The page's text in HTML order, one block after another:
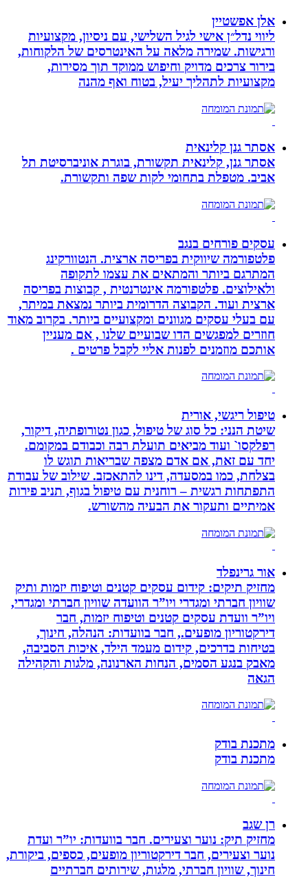
אלן אפשטיין
ליווי נדל״ן אישי לגיל השלישי, עם ניסיון, מקצועיות
ורגישות. שמירה מלאה על האינטרסים של הלקוחות,
בירור צרכים מדויק וחיפוש ממוקד תוך מסירות,
מקצועיות לתהליך יעיל, בטוח ואף מהנה
אסתר גנן קלינאית
אסתר גנן, קלינאית תקשורת, בוגרת אוניברסיטת תל
אביב. מטפלת בתחומי לקות שפה ותקשורת.
עסקים פורחים בנגב
פלטפורמה שיווקית בפריסה ארצית. הנטוורקינג
המתרגם ביותר והמתאים את עצמו לתקופה
ולאילוצים. פלטפורמה אינטרנטית , קבוצות בפריסה
ארצית ועוד. הקבוצה הדרומית ביותר נמצאת במיתר,
עם בעלי עסקים מגוונים ומקצועיים ביותר. בקרוב מאוד
חוזרים למפגשים הדו שבועיים שלנו , אם מעניין
אותכם מוזמנים לפנות אליי לקבל פרטים .
טיפול ריגשי, אורית
שיטת הנני: כל סוג של טיפול, כגון נטורופתיה, דיקור,
רפלקסו` ועוד מביאים תועלת רבה וכבודם במקומם.
יחד עם זאת, אם אדם מצפה שבריאות תוגש לו
בצלחת, כמו במסעדה, דינו להתאכזב. שילוב של עבודת
התפתחות רגשית – רוחנית עם טיפול בגוף, תניב פירות
אמיתיים ותעקור את הבעיה מהשורש.
אור גרינפלד
מחזיק תיקים: קידום עסקים קטנים וטיפוח יזמות ותיק
שוויון חברתי ומגדרי ויו”ר הוועדה שוויון חברתי ומגדרי,
ויו”ר וועדת עסקים קטנים וטיפוח יזמות, חבר
דירקטוריון מופעים., חבר בוועדות: הנהלה, חינוך,
בטיחות בדרכים, קידום מעמד הילד, איכות הסביבה,
מאבק בנגע הסמים, הנחות הארנונה, מלגות והקהילה
מתכנת בודק
מתכנת בודק
רן שגב
מחזיק תיק: נוער וצעירים. חבר בוועדות: יו”ר ועדת
נוער וצעירים, חבר דירקטוריון מופעים, כספים, ביקורת,
חינוך, שוויון חברתי, מלגות, שירותים חברתיים